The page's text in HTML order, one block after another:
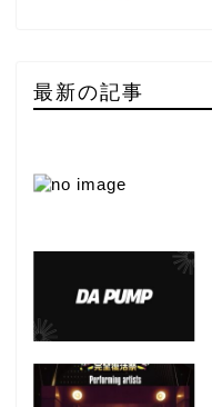
最新の記事